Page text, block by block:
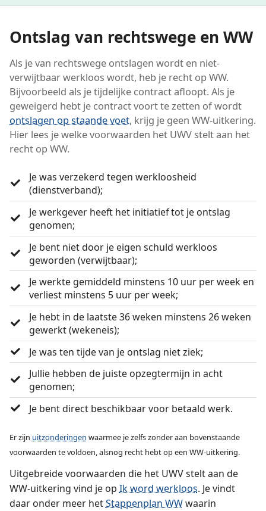
Ontslag van rechtswege en WW
Als je van rechtswege ontslagen wordt en niet-
verwijtbaar werkloos wordt, heb je recht op WW.
Bijvoorbeeld als je tijdelijke contract afloopt. Als je
geweigerd hebt je contract voort te zetten of wordt
ontslagen op staande voet, krijg je geen WW-uitkering.
Hier lees je welke voorwaarden het UWV stelt aan het
recht op WW.
Je was verzekerd tegen werkloosheid
(dienstverband);
Je werkgever heeft het initiatief tot je ontslag
genomen;
Je bent niet door je eigen schuld werkloos
geworden (verwijtbaar);
Je werkte gemiddeld minstens 10 uur per week en
verliest minstens 5 uur per week;
Je hebt in de laatste 36 weken minstens 26 weken
gewerkt (wekeneis);
Je was ten tijde van je ontslag niet ziek;
Jullie hebben de juiste opzegtermijn in acht
genomen;
Je bent direct beschikbaar voor betaald werk.
Er zijn uitzonderingen waarmee je zelfs zonder aan bovenstaande
voorwaarden te voldoen, alsnog recht hebt op een WW-uitkering.
Uitgebreide voorwaarden die het UWV stelt aan de
WW-uitkering vind je op Ik word werkloos. Je vindt
daar onder meer hetStappenplan WWwaarin